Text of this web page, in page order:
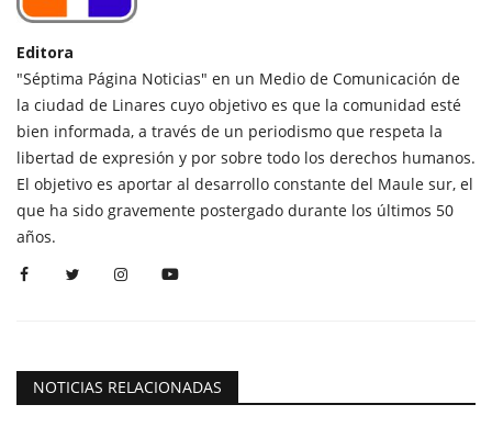
Editora
"Séptima Página Noticias" en un Medio de Comunicación de
la ciudad de Linares cuyo objetivo es que la comunidad esté
bien informada, a través de un periodismo que respeta la
libertad de expresión y por sobre todo los derechos humanos.
El objetivo es aportar al desarrollo constante del Maule sur, el
que ha sido gravemente postergado durante los últimos 50
años.
NOTICIAS RELACIONADAS